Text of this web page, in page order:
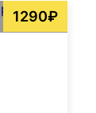
1290₽